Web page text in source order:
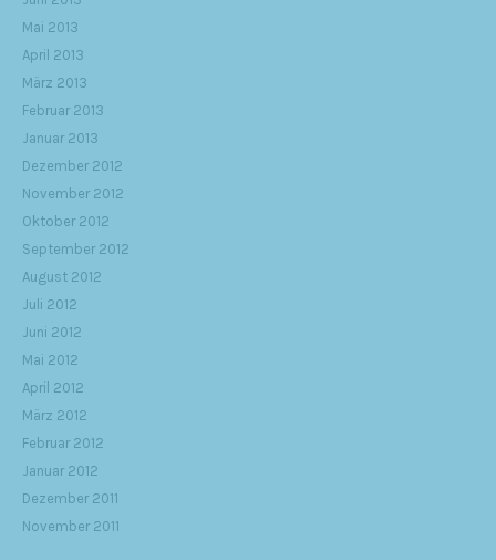
Mai 2013
April 2013
März 2013
Februar 2013
Januar 2013
Dezember 2012
November 2012
Oktober 2012
September 2012
August 2012
Juli 2012
Juni 2012
Mai 2012
April 2012
März 2012
Februar 2012
Januar 2012
Dezember 2011
November 2011